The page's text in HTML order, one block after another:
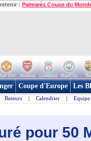
: Palmarès Coupe du
Utd Arsenal Liverpool ManCity
Coupe d'Europe Les
Buteurs | Calendrier | Equipe
pour 50